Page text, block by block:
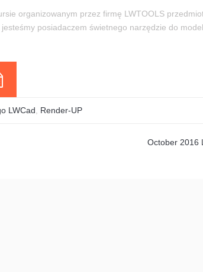
organizowanym przez firmę LWTOOLS
posiadaczem świetnego narzędzie do
LWCad Render-UP
October 2016